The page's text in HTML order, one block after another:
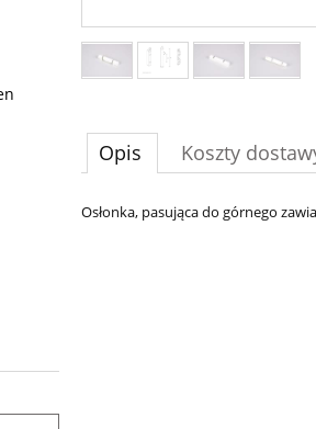
Opis Koszty
Osłonka, pasująca do górnego